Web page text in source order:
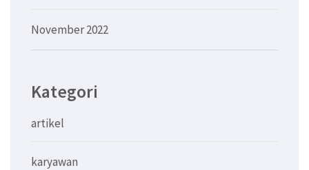
November 2022
Kategori
artikel
karyawan